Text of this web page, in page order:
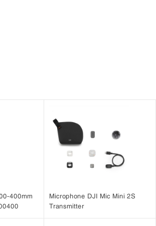
400mm
Microphone DJI Mic Mini 2S
Transmitter